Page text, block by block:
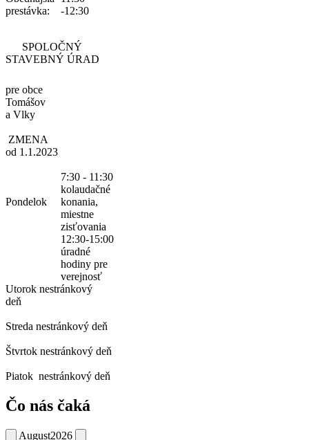
prestávka:
-12:30
SPOLOČNÝ
STAVEBNÝ ÚRAD
pre obce
Tomášov
a Vlky
ZMENA
od 1.1.2023
Pondelok
7:30 - 11:30
kolaudačné
konania,
miestne
zisťovania
12:30-15:00
úradné
hodiny pre
verejnosť
Utorok nestránkový
deň
Streda nestránkový deň
Štvrtok nestránkový deň
Piatok nestránkový deň
Čo nás čaká
August2026